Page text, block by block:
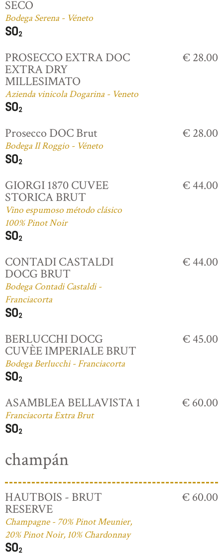
SECO
Bodega Serena - Véneto
PROSECCO EXTRA DOC
EXTRA DRY
MILLESIMATO
Azienda vinicola Dogarina - Veneto
€ 28.00
Prosecco DOC Brut
Bodega Il Roggio - Véneto
€ 28.00
GIORGI 1870 CUVEE
STORICA BRUT
Vino espumoso método clásico
100% Pinot Noir
€ 44.00
CONTADI CASTALDI
DOCG BRUT
Bodega Contadi Castaldi -
Franciacorta
€ 44.00
BERLUCCHI DOCG
CUVÈE IMPERIALE BRUT
Bodega Berlucchi - Franciacorta
€ 45.00
ASAMBLEA BELLAVISTA 1
Franciacorta Extra Brut
€ 60.00
champán
HAUTBOIS - BRUT
RESERVE
Champagne - 70% Pinot Meunier,
20% Pinot Noir, 10% Chardonnay
€ 60.00